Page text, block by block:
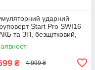
ударний
Start Pro SWI16
та ЗП, безщітковий,
₴ 4 999 ₴